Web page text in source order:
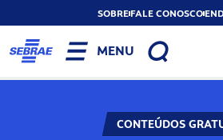
SOBREFALE CONOSCO
MENU
CONTEÚDOS